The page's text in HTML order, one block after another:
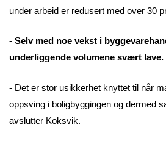
under arbeid er redusert med over 30
- Selv med noe vekst i
underliggende volumene svært lave.
- Det er stor usikkerhet knyttet til når
oppsving i boligbyggingen og dermed
avslutter Koksvik.